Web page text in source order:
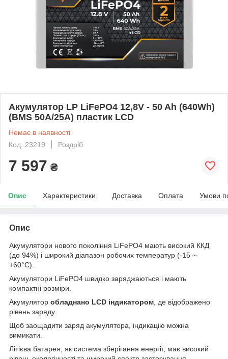
Акумулятор LP LiFePO4 12,8V - 50 Ah (640Wh)
(BMS 50A/25A) пластик LCD
Немає в наявності
Код: 23219
Роздріб
7 597 ₴
Опис Характеристики Доставка Оплата Умови
Опис
Акумулятори нового покоління LiFePO4 мають високий ККД
(до 94%) і широкий діапазон робочих температур (-15 ~
+60°C).
Акумулятори LiFePO4 швидко заряджаються і мають
компактні розміри.
Акумулятор обладнано LCD індикатором , де відображено
рівень заряду.
Щоб заощадити заряд акумулятора, індикацію можна
вимикати.
Літієва батарея, як система зберігання енергії, має високий